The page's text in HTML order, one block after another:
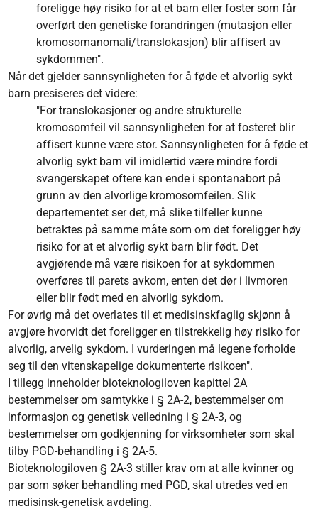
foreligge høy risiko for at et barn eller foster som får
overført den genetiske forandringen (mutasjon eller
kromosomanomali/translokasjon) blir affisert av
sykdommen".
Når det gjelder sannsynligheten for å føde et alvorlig sykt
barn presiseres det videre:
"For translokasjoner og andre strukturelle
kromosomfeil vil sannsynligheten for at fosteret blir
affisert kunne være stor. Sannsynligheten for å føde et
alvorlig sykt barn vil imidlertid være mindre fordi
svangerskapet oftere kan ende i spontanabort på
grunn av den alvorlige kromosomfeilen. Slik
departementet ser det, må slike tilfeller kunne
betraktes på samme måte som om det foreligger høy
risiko for at et alvorlig sykt barn blir født. Det
avgjørende må være risikoen for at sykdommen
overføres til parets avkom, enten det dør i livmoren
eller blir født med en alvorlig sykdom.
For øvrig må det overlates til et medisinskfaglig skjønn å
avgjøre hvorvidt det foreligger en tilstrekkelig høy risiko for
alvorlig, arvelig sykdom. I vurderingen må legene forholde
seg til den vitenskapelige dokumenterte risikoen".
I tillegg inneholder bioteknologiloven kapittel 2A
bestemmelser om samtykke i§ 2A-2, bestemmelser om
informasjon og genetisk veiledning i§ 2A-3, og
bestemmelser om godkjenning for virksomheter som skal
tilby PGD-behandling i§ 2A-5.
Bioteknologiloven § 2A-3 stiller krav om at alle kvinner og
par som søker behandling med PGD, skal utredes ved en
medisinsk-genetisk avdeling.